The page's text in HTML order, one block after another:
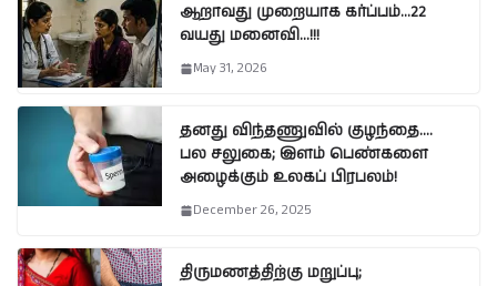
ஆறாவது முறையாக கர்ப்பம்…22
வயது மனைவி…!!!
May 31, 2026
தனது விந்தணுவில் குழந்தை….
பல சலுகை; இளம் பெண்களை
அழைக்கும் உலகப் பிரபலம்!
December 26, 2025
திருமணத்திற்கு மறுப்பு;